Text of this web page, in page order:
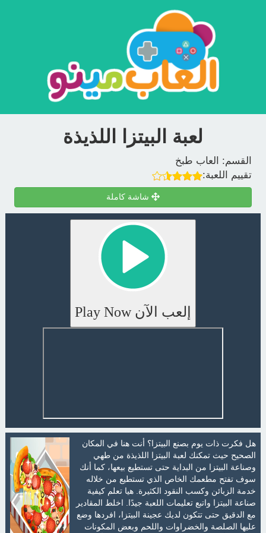
لعبة البيتزا اللذيذة
القسم:
العاب طبخ
تقييم اللعبة:
شاشة كاملة
إلعب الآن Play Now
هل فكرت ذات يوم بصنع البيتزا؟ أنت هنا في المكان
الصحيح حيث تمكنك لعبة البيتزا اللذيذة من طهي
وصناعة البيتزا من البداية حتى تستطيع بيعها، كما أنك
سوف تفتح مطعمك الخاص الذي تستطيع من خلاله
خدمة الزبائن وكسب النقود الكثيرة. هيا تعلم كيفية
صناعة البيتزا واتبع تعليمات اللعبة جيدًا. اخلط المقادير
مع الدقيق حتى تتكون لديك عجينة البيتزا، افردها وضع
عليها الصلصة والخضراوات واللحم وبعض المكونات